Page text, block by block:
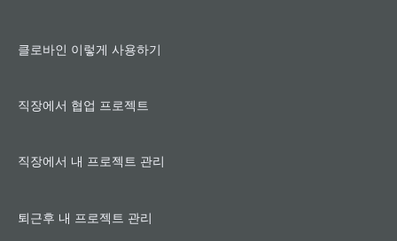
클로바인 이렇게 사용하기
직장에서 협업 프로젝트
직장에서 내 프로젝트 관리
퇴근후 내 프로젝트 관리